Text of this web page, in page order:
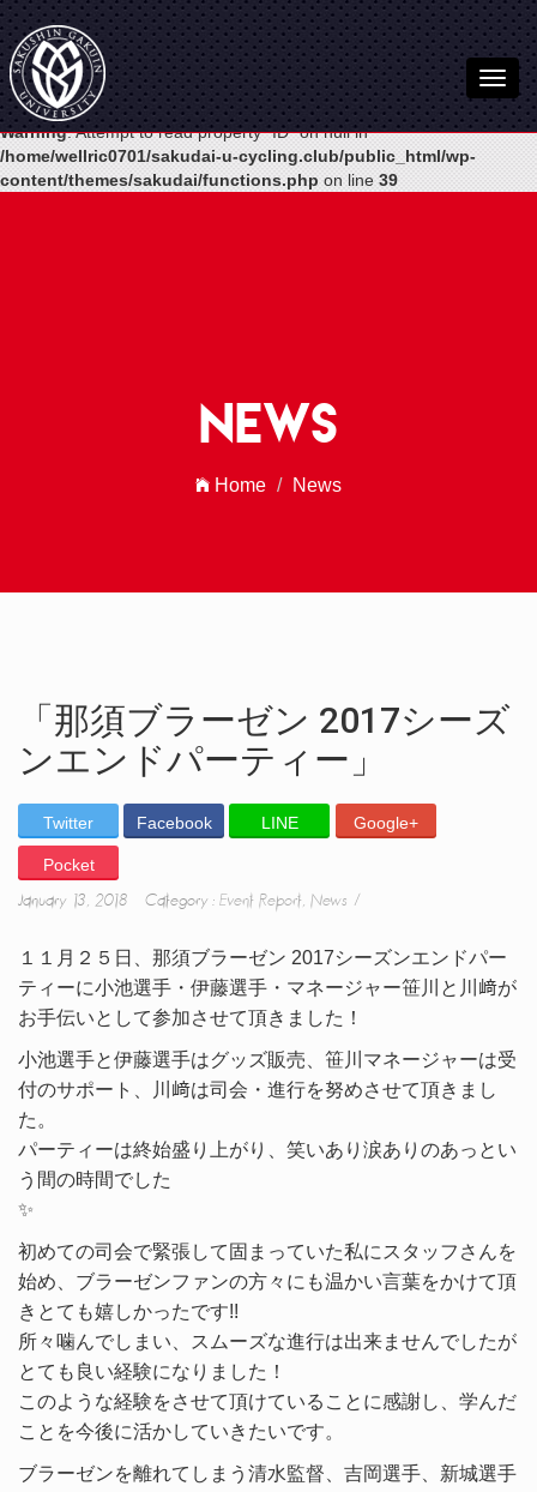
Warning: Undefined variable $post in/home/wellric0701/sakudai-u-
cycling.club/public_html/wp-
content/themes/sakudai/functions.phpon line 54
Warning: Attempt to read property "ID" on null in
/home/wellric0701/sakudai-u-cycling.club/public_html/wp-
content/themes/sakudai/functions.php on line 39
News
Home News
「那須ブラーゼン 2017シーズ
ンエンドパーティー」
Twitter Facebook LINE Google+
Pocket
January 13, 2018 Category : Event Report, News
１１月２５日、那須ブラーゼン 2017シーズンエンドパー
ティーに小池選手・伊藤選手・マネージャー笹川と川﨑が
お手伝いとして参加させて頂きました！
小池選手と伊藤選手はグッズ販売、笹川マネージャーは受
付のサポート、川﨑は司会・進行を努めさせて頂きまし
た。
パーティーは終始盛り上がり、笑いあり涙ありのあっとい
う間の時間でした
✨
初めての司会で緊張して固まっていた私にスタッフさんを
始め、ブラーゼンファンの方々にも温かい言葉をかけて頂
きとても嬉しかったです!!
所々噛んでしまい、スムーズな進行は出来ませんでしたが
とても良い経験になりました！
このような経験をさせて頂けていることに感謝し、学んだ
ことを今後に活かしていきたいです。
ブラーゼンを離れてしまう清水監督、吉岡選手、新城選手